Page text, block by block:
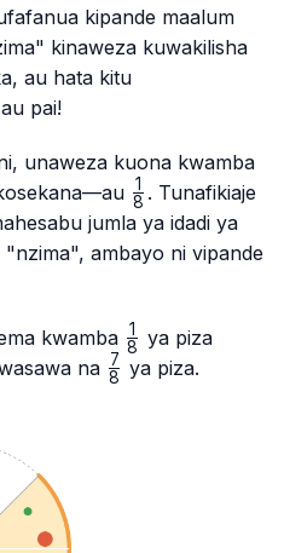
kipande maalum
kinaweza kuwakilisha
au hata kitu
pai!
unaweza kuona kwamba
\frac{1}
{8}
8
1 . Tunafikiaje
jumla ya idadi ya
ambayo ni vipande
kwamba \frac{1}
{8}
8
1
ya piza
na \frac{7}
8
7 ya piza.